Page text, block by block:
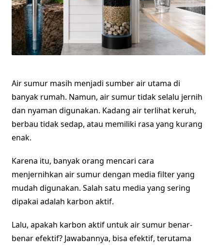
Air sumur masih menjadi sumber air utama di
banyak rumah. Namun, air sumur tidak selalu jernih
dan nyaman digunakan. Kadang air terlihat keruh,
berbau tidak sedap, atau memiliki rasa yang kurang
enak.
Karena itu, banyak orang mencari cara
menjernihkan air sumur dengan media filter yang
mudah digunakan. Salah satu media yang sering
dipakai adalah karbon aktif.
Lalu, apakah karbon aktif untuk air sumur benar-
benar efektif? Jawabannya, bisa efektif, terutama